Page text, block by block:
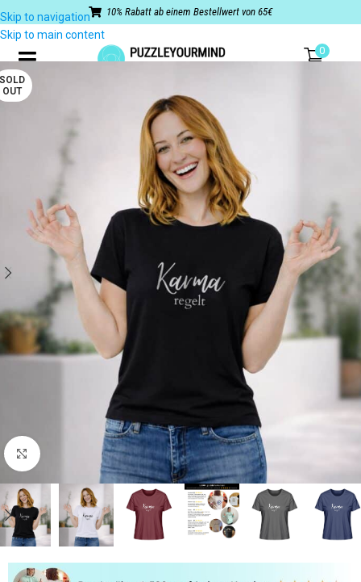
Skip to navigation
Skip to main content
10% Rabatt ab einem Bestellwert von 65€
0
SOLD
OUT
Click to enlarge